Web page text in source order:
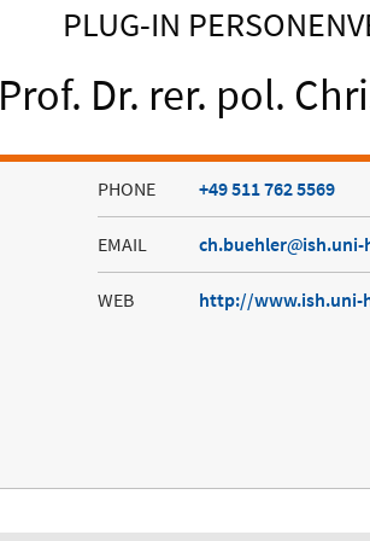
PLUG-IN
Prof. Dr. rer. pol.
PHONE +49 511 762 5569
EMAIL ch.buehler ish.uni-
WEB http://www.ish.uni-